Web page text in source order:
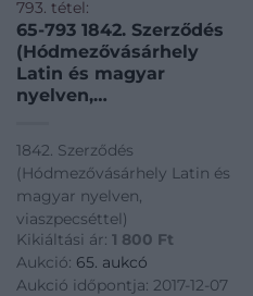
793. tétel:
65-793 1842. Szerződés
(Hódmezővásárhely
Latin és magyar
nyelven,
1842. Szerződés
(Hódmezővásárhely Latin és
magyar nyelven,
viaszpecséttel)
Kikiáltási ár: 1 800 Ft
Aukció: 65. aukcó
Aukció időpontja: 2017-12-07